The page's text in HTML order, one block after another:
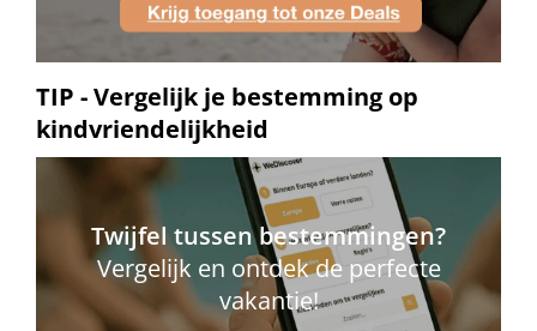
TIP - Vergelijk je bestemming op
kindvriendelijkheid
Twijfel tussen bestemmingen?
Vergelijk en ontdek de perfecte
vakantie!